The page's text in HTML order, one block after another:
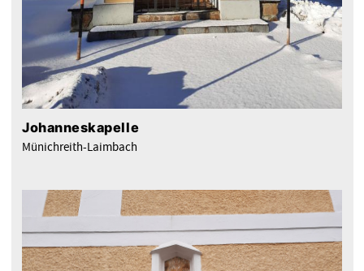
Johanneskapelle
Münichreith-Laimbach